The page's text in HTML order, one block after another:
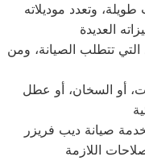
وتعدد موديلاته
تتطلب الصيانة، ومن
أو السخان، أو عطل
صيانة ديب فريزر